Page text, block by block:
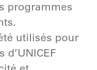
programmes
utilisés pour